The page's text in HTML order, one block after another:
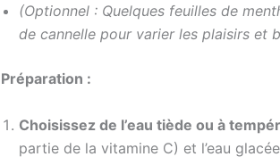
(Optionnel : Quelques feuilles de
de cannelle pour varier les plaisirs et
Préparation :
Choisissez de l’eau tiède ou à
partie de la vitamine C) et l’eau